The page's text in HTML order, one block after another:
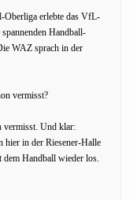
Oberliga erlebte das VfL-
spannenden Handball-
WAZ sprach in der
vermisst?
vermisst. Und klar:
in der Riesener-Halle
Handball wieder los.